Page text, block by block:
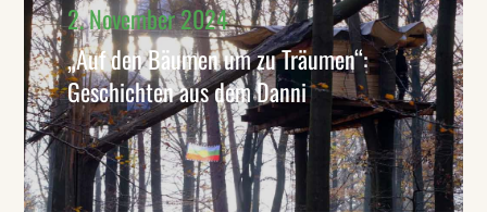
2. November 2024
„Auf den Bäumen um zu Träumen“:
Geschichten aus dem Danni